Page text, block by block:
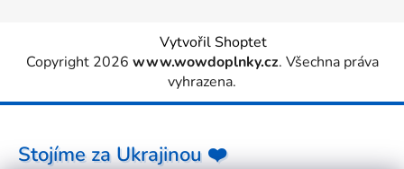
Vytvořil Shoptet
Copyright 2026 www.wowdoplnky.cz. Všechna práva
vyhrazena.
Stojíme za Ukrajinou ❤️